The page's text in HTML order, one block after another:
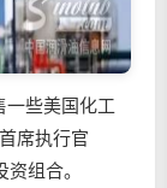
些美国化工
席执行官
组合。